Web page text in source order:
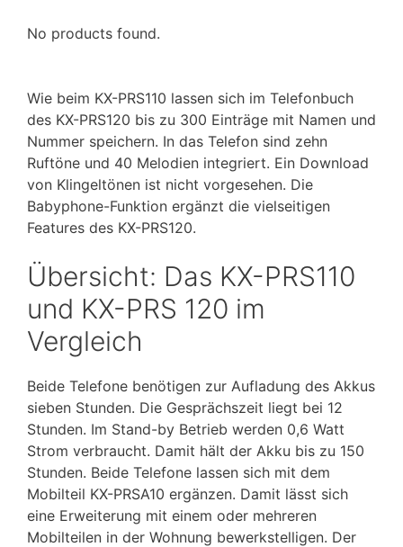
No products found.
Wie beim KX-PRS110 lassen sich im Telefonbuch
des KX-PRS120 bis zu 300 Einträge mit Namen und
Nummer speichern. In das Telefon sind zehn
Ruftöne und 40 Melodien integriert. Ein Download
von Klingeltönen ist nicht vorgesehen. Die
Babyphone-Funktion ergänzt die vielseitigen
Features des KX-PRS120.
Übersicht: Das KX-PRS110
und KX-PRS 120 im
Vergleich
Beide Telefone benötigen zur Aufladung des Akkus
sieben Stunden. Die Gesprächszeit liegt bei 12
Stunden. Im Stand-by Betrieb werden 0,6 Watt
Strom verbraucht. Damit hält der Akku bis zu 150
Stunden. Beide Telefone lassen sich mit dem
Mobilteil KX-PRSA10 ergänzen. Damit lässt sich
eine Erweiterung mit einem oder mehreren
Mobilteilen in der Wohnung bewerkstelligen. Der